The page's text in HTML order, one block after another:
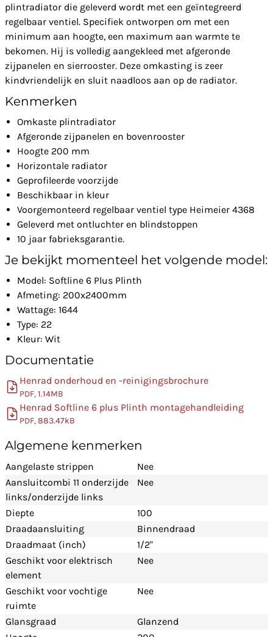
plintradiator die geleverd wordt met een geïntegreerd
regelbaar ventiel. Specifiek ontworpen om met een
minimum aan hoogte, een maximum aan warmte te
bekomen. Hij is volledig aangekleed met afgeronde
zijpanelen en sierrooster. Deze omkasting is zeer
kindvriendelijk en sluit naadloos aan op de radiator.
Kenmerken
Omkaste plintradiator
Afgeronde zijpanelen en bovenrooster
Hoogte 200 mm
Horizontale radiator
Geprofileerde voorzijde
Beschikbaar in kleur
Voorgemonteerd regelbaar ventiel type Heimeier 4368
Geleverd met ontluchter en blindstoppen
10 jaar fabrieksgarantie.
Je bekijkt momenteel het volgende model:
Model: Softline 6 Plus Plinth
Afmeting: 200x2400mm
Wattage: 1644
Type: 22
Kleur: Wit
Documentatie
Henrad onderhoud en -reinigingsbrochure
PDF, 1.14MB
Henrad Softline 6 plus Plinth montagehandleiding
PDF, 883.47kB
Algemene kenmerken
Aangelaste strippen
Nee
Aansluitcombi 11 onderzijde
links/onderzijde links
Nee
Diepte
100
Draadaansluiting
Binnendraad
Draadmaat (inch)
1/2"
Geschikt voor elektrisch
element
Nee
Geschikt voor vochtige
ruimte
Nee
Glansgraad
Glanzend